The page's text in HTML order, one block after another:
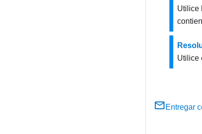
Utilice
Utilice
Entregar